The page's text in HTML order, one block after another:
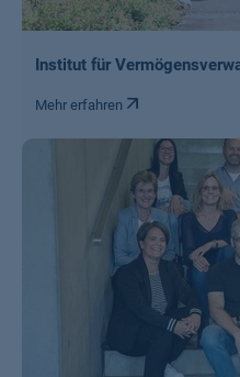
Institut für
Mehr erfahren